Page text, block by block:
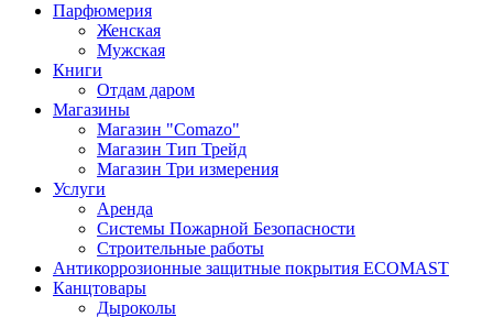
Парфюмерия
Женская
Мужская
Книги
Отдам даром
Магазины
Магазин "Comazo"
Магазин Тип Трейд
Магазин Три измерения
Услуги
Аренда
Системы Пожарной Безопасности
Строительные работы
Антикоррозионные защитные покрытия ECOMAST
Канцтовары
Дыроколы